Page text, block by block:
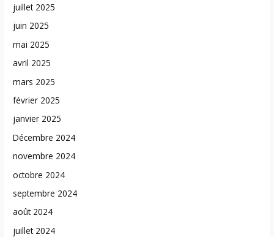
juillet 2025
juin 2025
mai 2025
avril 2025
mars 2025
février 2025
janvier 2025
Décembre 2024
novembre 2024
octobre 2024
septembre 2024
août 2024
juillet 2024